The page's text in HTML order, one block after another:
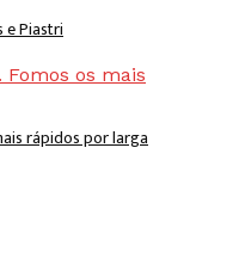
e Piastri
rápidos por larga